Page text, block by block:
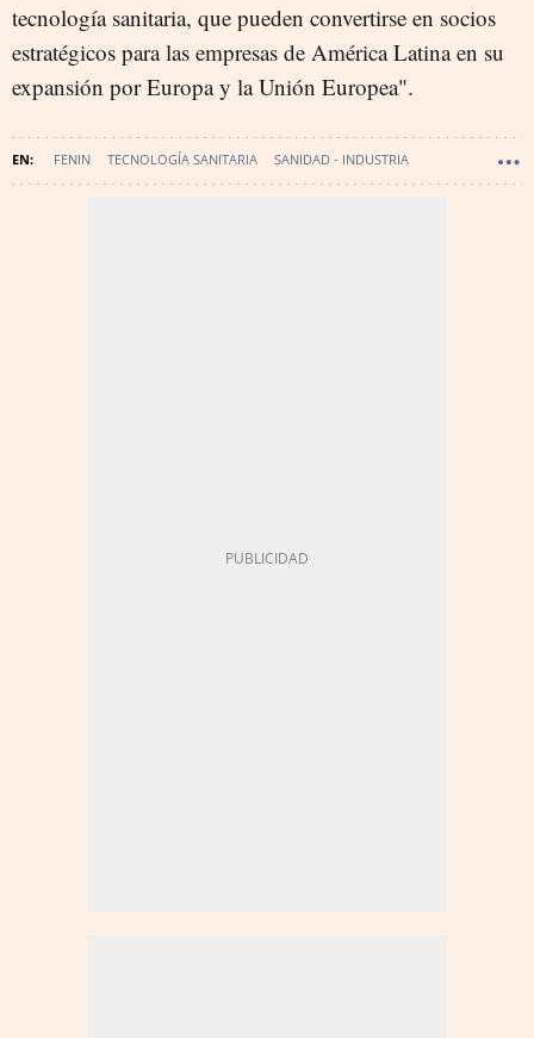
tecnología sanitaria, que pueden convertirse en socios
estratégicos para las empresas de América Latina en su
expansión por Europa y la Unión Europea".
FENIN TECNOLOGÍA SANITARIA SANIDAD - INDUSTRIA